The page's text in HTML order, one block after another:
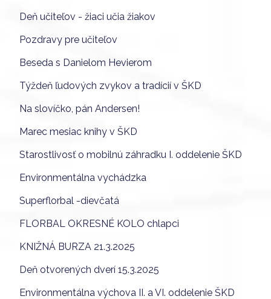
Deň učiteľov - žiaci učia žiakov
Pozdravy pre učiteľov
Beseda s Danielom Hevierom
Týždeň ľudových zvykov a tradícií v ŠKD
Na slovíčko, pán Andersen!
Marec mesiac knihy v ŠKD
Starostlivosť o mobilnú záhradku I. oddelenie ŠKD
Environmentálna vychádzka
Superflorbal -dievčatá
FLORBAL OKRESNÉ KOLO chlapci
KNIŽNÁ BURZA 21.3.2025
Deň otvorených dverí 15.3.2025
Environmentálna výchova II. a VI. oddelenie ŠKD